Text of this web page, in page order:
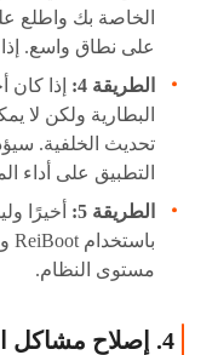
الخاصة بك واطلع
على نطاق واسع.
الطريقة 4:
إذا
البطارية ولكن لا
تحديث الخلفية.
التطبيق على أداء
الطريقة 5:
مستوى النظام.
4. إصلاح مشاكل اهتزاز الكاميرا طرازات iPhone 14